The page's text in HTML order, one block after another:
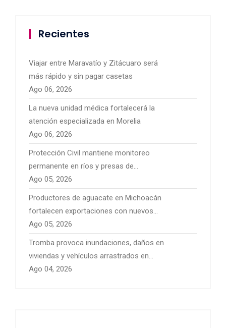
Recientes
Viajar entre Maravatío y Zitácuaro será
más rápido y sin pagar casetas
Ago 06, 2026
La nueva unidad médica fortalecerá la
atención especializada en Morelia
Ago 06, 2026
Protección Civil mantiene monitoreo
permanente en ríos y presas de
Michoacán por temporal de lluvias
Ago 05, 2026
Productores de aguacate en Michoacán
fortalecen exportaciones con nuevos
mercados internacionales
Ago 05, 2026
Tromba provoca inundaciones, daños en
viviendas y vehículos arrastrados en
Pátzcuaro
Ago 04, 2026